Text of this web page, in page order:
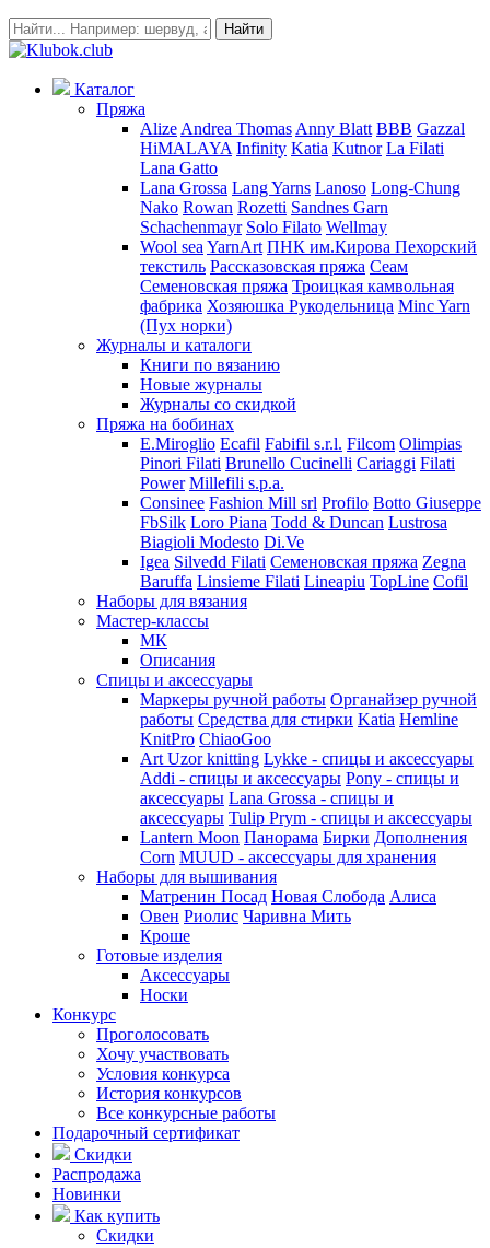
Найти
Каталог
Пряжа
Alize Andrea Thomas Anny Blatt BBB Gazzal
HiMALAYA Infinity Katia Kutnor La Filati
Lana Gatto
Lana Grossa Lang Yarns Lanoso Long-Chung
Nako Rowan Rozetti Sandnes Garn
Schachenmayr Solo Filato Wellmay
Wool sea YarnArt ПНК им.Кирова Пехорский
текстиль Рассказовская пряжа Сеам
Семеновская пряжа Троицкая камвольная
фабрика Хозяюшка Рукодельница Minc Yarn
(Пух норки)
Журналы и каталоги
Книги по вязанию
Новые журналы
Журналы со скидкой
Пряжа на бобинах
E.Miroglio Ecafil Fabifil s.r.l. Filcom Olimpias
Pinori Filati Brunello Cucinelli Cariaggi Filati
Power Millefili s.p.a.
Consinee Fashion Mill srl Profilo Botto Giuseppe
FbSilk Loro Piana Todd & Duncan Lustrosa
Biagioli Modesto Di.Ve
Igea Silvedd Filati Семеновская пряжа Zegna
Baruffa Linsieme Filati Lineapiu TopLine Cofil
Наборы для вязания
Мастер-классы
МК
Описания
Спицы и аксессуары
Маркеры ручной работы Органайзер ручной
работы Средства для стирки Katia Hemline
KnitPro ChiaoGoo
Art Uzor knitting Lykke - спицы и аксессуары
Addi - спицы и аксессуары Pony - спицы и
аксессуары Lana Grossa - спицы и
аксессуары Tulip Prym - спицы и аксессуары
Lantern Moon Панорама Бирки Дополнения
Corn MUUD - аксессуары для хранения
Наборы для вышивания
Матренин Посад Новая Слобода Алиса
Овен Риолис Чаривна Мить
Кроше
Готовые изделия
Аксессуары
Носки
Конкурс
Проголосовать
Хочу участвовать
Условия конкурса
История конкурсов
Все конкурсные работы
Подарочный сертификат
Скидки
Распродажа
Новинки
Как купить
Скидки